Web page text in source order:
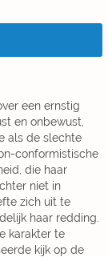
een ernstig
en onbewust,
als de slechte
conformistische
die haar
niet in
zich uit te
haar redding.
karakter te
kijk op de